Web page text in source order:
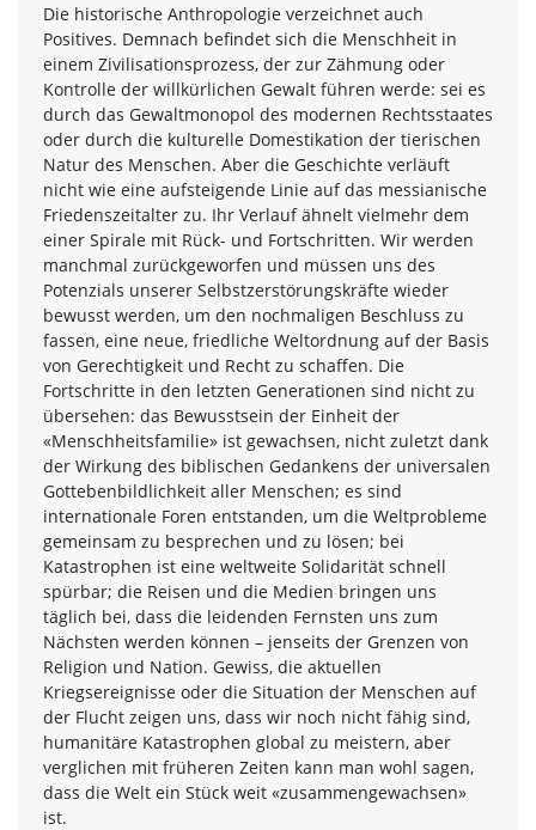
Die historische Anthropologie verzeichnet auch
Positives. Demnach befindet sich die Menschheit in
einem Zivilisationsprozess, der zur Zähmung oder
Kontrolle der willkürlichen Gewalt führen werde: sei es
durch das Gewaltmonopol des modernen Rechtsstaates
oder durch die kulturelle Domestikation der tierischen
Natur des Menschen. Aber die Geschichte verläuft
nicht wie eine aufsteigende Linie auf das messianische
Friedenszeitalter zu. Ihr Verlauf ähnelt vielmehr dem
einer Spirale mit Rück- und Fortschritten. Wir werden
manchmal zurückgeworfen und müssen uns des
Potenzials unserer Selbstzerstörungskräfte wieder
bewusst werden, um den nochmaligen Beschluss zu
fassen, eine neue, friedliche Weltordnung auf der Basis
von Gerechtigkeit und Recht zu schaffen. Die
Fortschritte in den letzten Generationen sind nicht zu
übersehen: das Bewusstsein der Einheit der
«Menschheitsfamilie» ist gewachsen, nicht zuletzt dank
der Wirkung des biblischen Gedankens der universalen
Gottebenbildlichkeit aller Menschen; es sind
internationale Foren entstanden, um die Weltprobleme
gemeinsam zu besprechen und zu lösen; bei
Katastrophen ist eine weltweite Solidarität schnell
spürbar; die Reisen und die Medien bringen uns
täglich bei, dass die leidenden Fernsten uns zum
Nächsten werden können – jenseits der Grenzen von
Religion und Nation. Gewiss, die aktuellen
Kriegsereignisse oder die Situation der Menschen auf
der Flucht zeigen uns, dass wir noch nicht fähig sind,
humanitäre Katastrophen global zu meistern, aber
verglichen mit früheren Zeiten kann man wohl sagen,
dass die Welt ein Stück weit «zusammengewachsen»
ist.